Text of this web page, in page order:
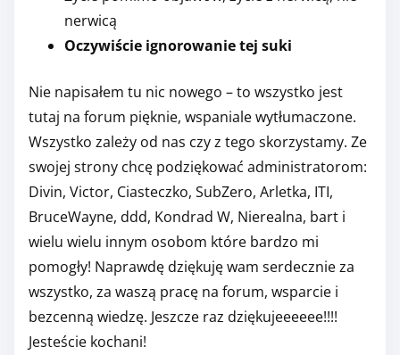
nerwicą
Oczywiście ignorowanie tej suki
Nie napisałem tu nic nowego – to wszystko jest
tutaj na forum pięknie, wspaniale wytłumaczone.
Wszystko zależy od nas czy z tego skorzystamy. Ze
swojej strony chcę podziękować administratorom:
Divin, Victor, Ciasteczko, SubZero, Arletka, ITI,
BruceWayne, ddd, Kondrad W, Nierealna, bart i
wielu wielu innym osobom które bardzo mi
pomogły! Naprawdę dziękuję wam serdecznie za
wszystko, za waszą pracę na forum, wsparcie i
bezcenną wiedzę. Jeszcze raz dziękujeeeeee!!!!
Jesteście kochani!